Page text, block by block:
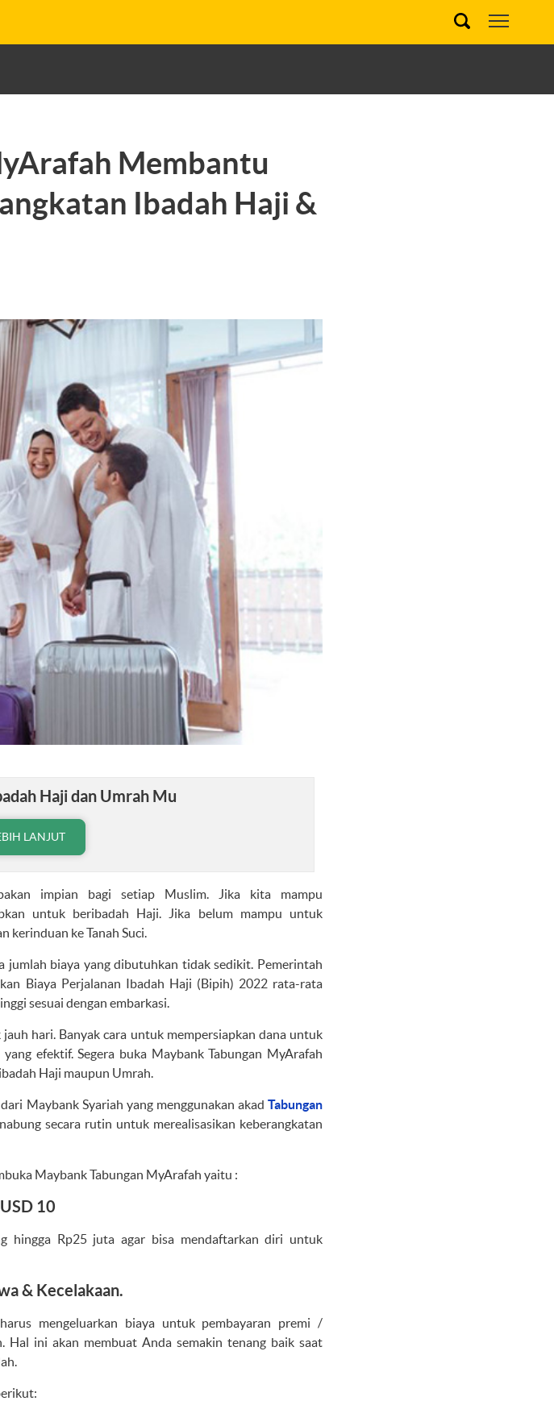
Membantu
Ibadah Haji &
Haji dan Umrah Mu
LANJUT
impian bagi setiap Muslim. Jika kita mampu
untuk beribadah Haji. Jika belum mampu untuk
kerinduan ke Tanah Suci.
biaya yang dibutuhkan tidak sedikit. Pemerintah
Biaya Perjalanan Ibadah Haji (Bipih) 2022 rata-rata
sesuai dengan embarkasi.
hari. Banyak cara untuk mempersiapkan dana untuk
efektif. Segera buka Maybank Tabungan MyArafah
Haji maupun Umrah.
Maybank Syariah yang menggunakan akadTabungan
secara rutin untuk merealisasikan keberangkatan
Maybank Tabungan MyArafah yaitu :
10
hingga Rp25 juta agar bisa mendaftarkan diri untuk
& Kecelakaan.
mengeluarkan biaya untuk pembayaran premi /
Hal ini akan membuat Anda semakin tenang baik saat